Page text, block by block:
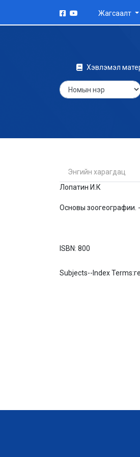
Жагсаалт
Хэвлэмэл
Энгийн харагдац
Лопатин И.К
Основы
ISBN: 800
Subjects--Index Terms: